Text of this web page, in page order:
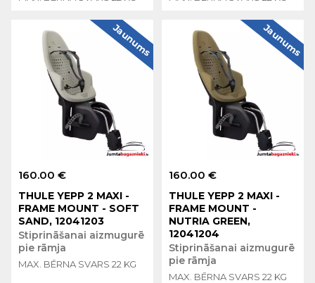
160.00 €
THULE YEPP 2 MAXI -
FRAME MOUNT - SOFT
SAND, 12041203
Stiprināšanai aizmugurē
pie rāmja
MAX. BĒRNA SVARS 22 KG
Jaunums
160.00 €
THULE YEPP 2 MAXI -
FRAME MOUNT -
NUTRIA GREEN,
12041204
Stiprināšanai aizmugurē
pie rāmja
MAX. BĒRNA SVARS 22 KG
Jaunums